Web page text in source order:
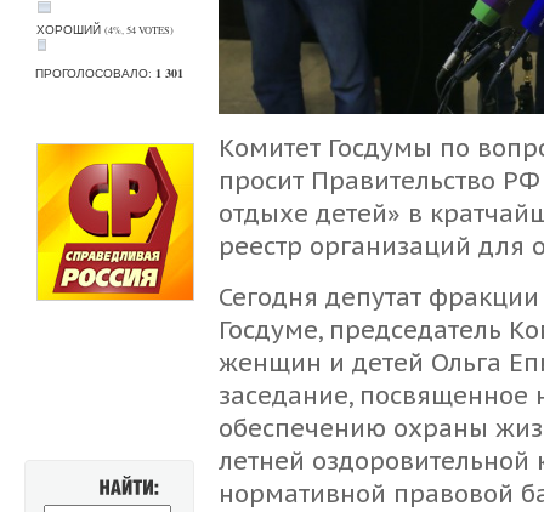
ХОРОШИЙ (4%, 54 VOTES)
ПРОГОЛОСОВАЛО: 1 301
Комитет Госдумы по
просит Правительство
отдыхе детей» в
реестр организаций для
Сегодня депутат
Госдуме, председатель
женщин и детей Ольга
заседание,
обеспечению охраны
летней
нормативной правовой